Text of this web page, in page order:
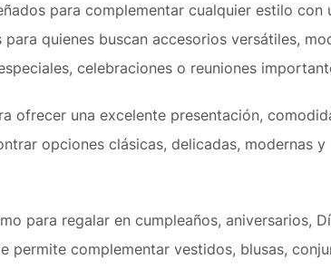
para complementar cualquier estilo con
quienes buscan accesorios versátiles,
celebraciones o reuniones
ofrecer una excelente presentación,
opciones clásicas, delicadas, modernas y
para regalar en cumpleaños, aniversarios,
permite complementar vestidos, blusas,